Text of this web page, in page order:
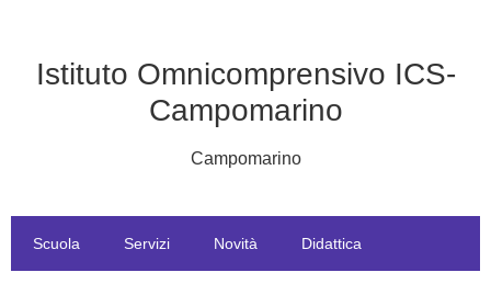
Istituto Omnicomprensivo ICS-
Campomarino
Campomarino
Scuola Servizi Novità Didattica